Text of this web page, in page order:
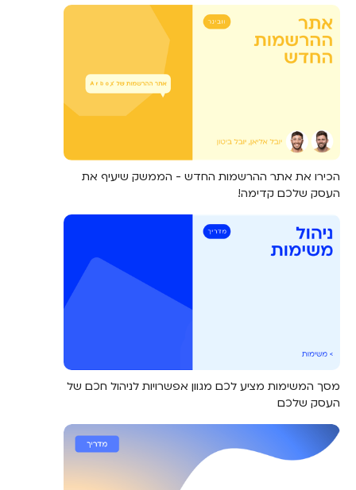
הכירו את אתר ההרשמות החדש - הממשק שיעיף את
העסק שלכם קדימה!
מסך המשימות מציע לכם מגוון אפשרויות לניהול חכם של
העסק שלכם